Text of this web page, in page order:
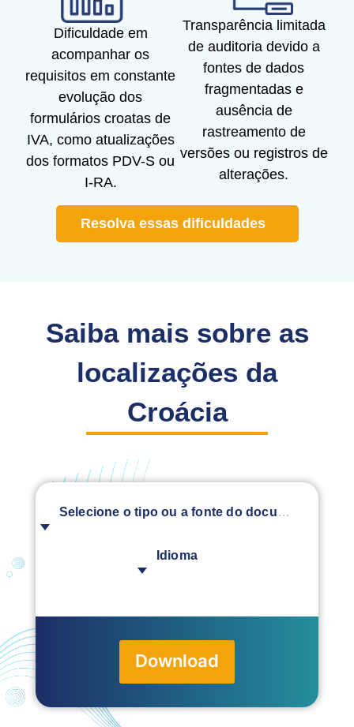
Dificuldade em
acompanhar os
requisitos em constante
evolução dos
formulários croatas de
IVA, como atualizações
dos formatos PDV-S ou
I-RA.
Transparência limitada
de auditoria devido a
fontes de dados
fragmentadas e
ausência de
rastreamento de
versões ou registros de
alterações.
Resolva essas dificuldades
Saiba mais sobre as
localizações da
Croácia
Selecione o tipo ou a fonte do documento
Idioma
Download